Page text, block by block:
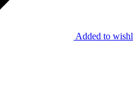
Added to